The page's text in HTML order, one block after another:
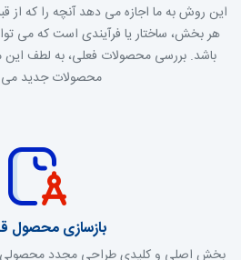
این روش به ما اجازه می دهد آنچه را که از
هر بخش، ساختار یا فرآیندی است که می
باشد. بررسی محصولات فعلی، به لطف این
محصولات جدید
بازسازی محصول
بخش اصلی و کلیدی طراحی مجدد محصولی